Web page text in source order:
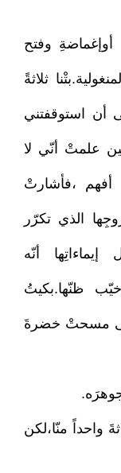
أوإغماضةِ وفتح
ثلاثةً
أن استوقفتني
علمتْ أنّي لا
أفهم ،فأشارتْ
الذي تكرّر
أنّه
ظنّها.بكيتُ
حتّى مسحتْ خضرةَ
واحداً منّا،لكن